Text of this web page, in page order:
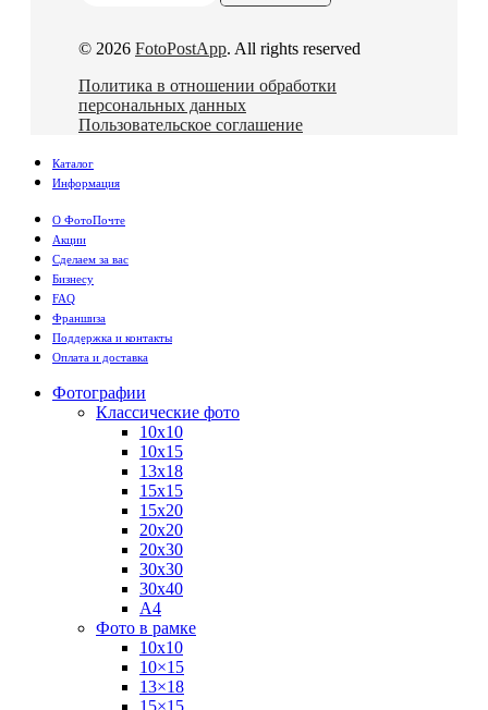
© 2026 FotoPostApp. All rights reserved
Политика в отношении обработки
персональных данных
Пользовательское соглашение
Каталог
Информация
О ФотоПочте
Акции
Сделаем за вас
Бизнесу
FAQ
Франшиза
Поддержка и контакты
Оплата и доставка
Фотографии
Классические фото
10х10
10х15
13х18
15х15
15х20
20х20
20х30
30х30
30х40
А4
Фото в рамке
10х10
10×15
13×18
15×15